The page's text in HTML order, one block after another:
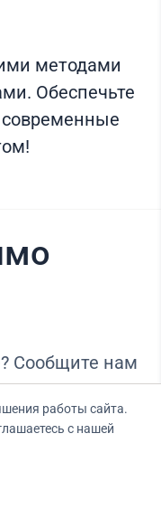
методами
Обеспечьте
Сообщите нам
Вас выгодные
работы сайта.
с нашей